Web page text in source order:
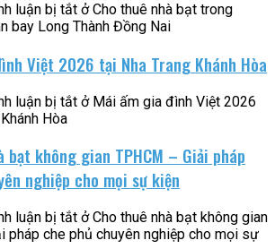
luận bị tắt ở Cho thuê nhà bạt trong
bay Long Thành Đồng Nai
Việt 2026 tại Nha Trang Khánh Hòa
luận bị tắt ở Mái ấm gia đình Việt 2026
Hòa
bạt không gian TPHCM – Giải pháp
nghiệp cho mọi sự kiện
luận bị tắt ở Cho thuê nhà bạt không gian
pháp che phủ chuyên nghiệp cho mọi sự